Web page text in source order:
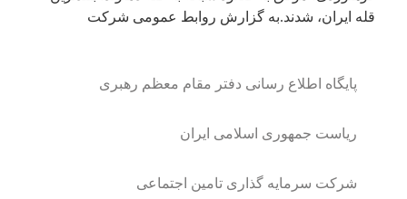
قله ایران، شدند.به گزارش روابط عمومی شرکت
پایگاه اطلاع رسانی دفتر مقام معظم رهبری
ریاست جمهوری اسلامی ایران
شرکت سرمایه گذاری تامین اجتماعی